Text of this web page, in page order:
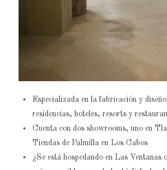
Especializada en la fabricación y
residencias, hoteles, resorts y
Cuenta con dos showrooms, uno en
Tiendas de Palmilla en Los Cabos
¿Se está hospedando en Las